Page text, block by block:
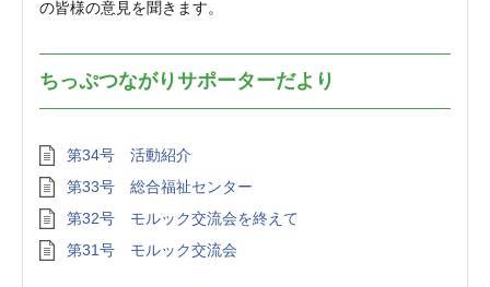
の皆様の意見を聞きます。
ちっぷつながりサポーターだより
第34号 活動紹介
第33号 総合福祉センター
第32号 モルック交流会を終えて
第31号 モルック交流会